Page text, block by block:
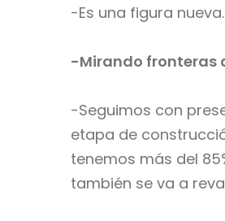
-Es una figura
-Mirando fronteras
-Seguimos con
etapa de
tenemos más del
también se va a